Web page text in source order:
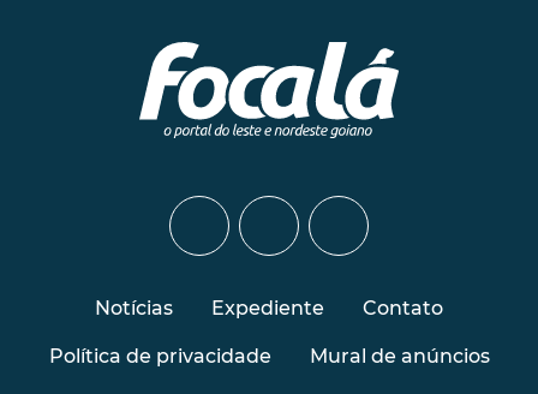
Notícias Expediente Contato
Política de privacidade Mural de anúncios